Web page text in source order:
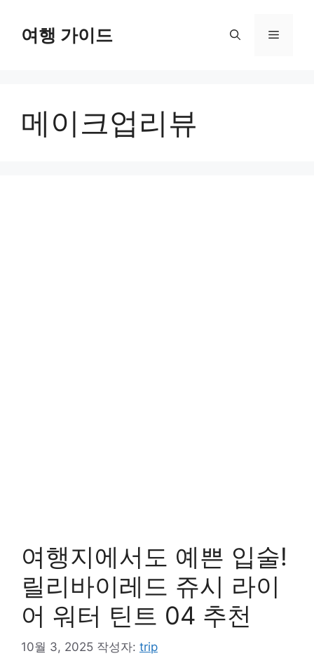
여행 가이드 메
메이크업리뷰
여행지에서도 예쁜 입술!
릴리바이레드 쥬시 라이
어 워터 틴트 04 추천
10월 3, 2025 작성자: trip